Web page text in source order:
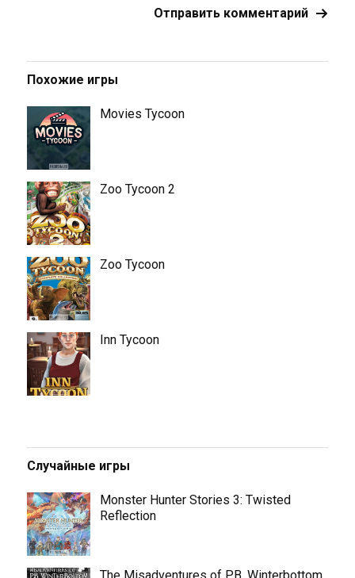
Похожие игры
Movies Tycoon
Zoo Tycoon 2
Zoo Tycoon
Inn Tycoon
Случайные игры
Monster Hunter Stories 3: Twisted
Reflection